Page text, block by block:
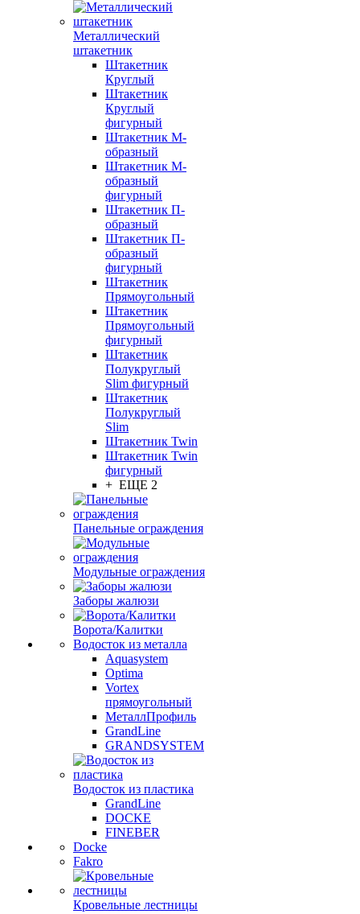
Металлический
штакетник
Штакетник
Круглый
Штакетник
Круглый
фигурный
Штакетник М-
образный
Штакетник М-
образный
фигурный
Штакетник П-
образный
Штакетник П-
образный
фигурный
Штакетник
Прямоугольный
Штакетник
Прямоугольный
фигурный
Штакетник
Полукруглый
Slim фигурный
Штакетник
Полукруглый
Slim
Штакетник Twin
Штакетник Twin
фигурный
+ ЕЩЕ 2
Панельные ограждения
Модульные ограждения
Заборы жалюзи
Ворота/Калитки
Водосток из металла
Aquasystem
Optima
Vortex
прямоугольный
МеталлПрофиль
GrandLine
GRANDSYSTEM
Водосток из пластика
GrandLine
DOCKE
FINEBER
Docke
Fakro
Кровельные лестницы